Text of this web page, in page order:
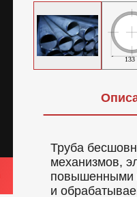
Труба
механизмов,
повышенными
и